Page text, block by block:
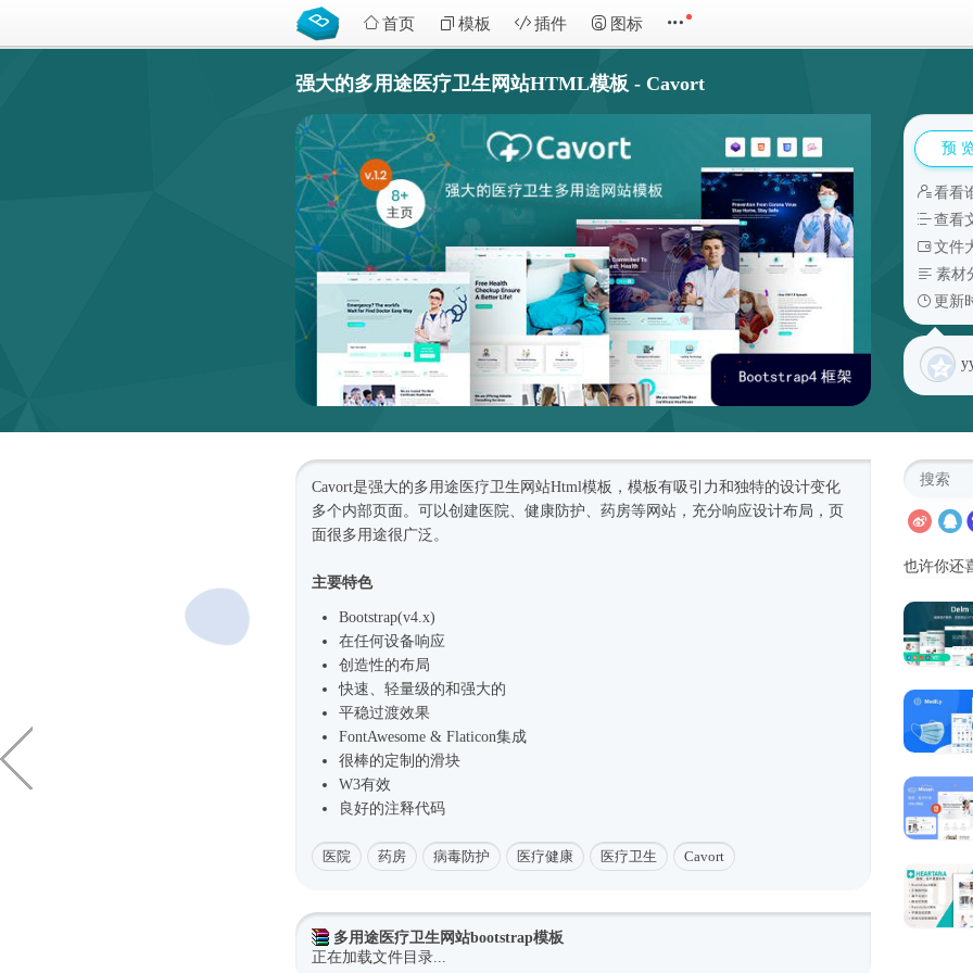
首页 模板 插件 图标
强大的多用途医疗卫生网站HTML模板 - Cavort
预
看看
查看
文件
素材
更新
Cavort是强大的多用途医疗卫生网站Html模板 ，模板有吸引力和独特的设计变化
多个内部页面。可以创建医院、健康防护、药房等网站，充分响应设计布局，页
面很多用途很广泛。
主要特色
Bootstrap(v4.x)
在任何设备响应
创造性的布局
快速、轻量级的和强大的
平稳过渡效果
FontAwesome & Flaticon集成
很棒的定制的滑块
W3有效
良好的注释代码
医院 药房 病毒防护 医疗健康 医疗卫生 Cavort
多用途医疗卫生网站bootstrap模板
正在加载文件目录...
也许你还